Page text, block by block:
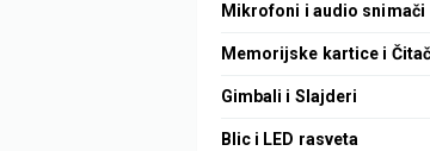
Mikrofoni i audio snimači
Memorijske kartice i
Gimbali i Slajderi
Blic i LED rasveta